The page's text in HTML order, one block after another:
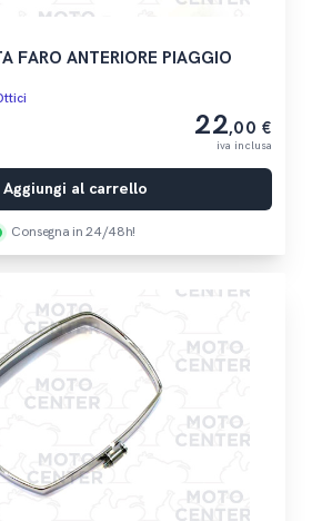
FARO ANTERIORE PIAGGIO
22,00 €
iva inclusa
Aggiungi al carrello
Consegna in 24/48h!